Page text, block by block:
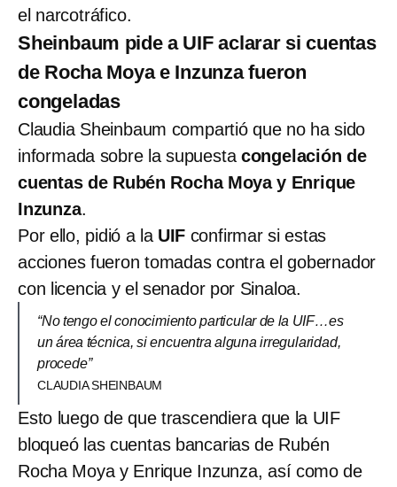
el narcotráfico.
Sheinbaum pide a UIF aclarar si cuentas
de Rocha Moya e Inzunza fueron
congeladas
Claudia Sheinbaum compartió que no ha sido
informada sobre la supuestacongelación de
cuentas de Rubén Rocha Moya y Enrique
Inzunza.
Por ello, pidió a la UIF confirmar si estas
acciones fueron tomadas contra el gobernador
con licencia y el senador por Sinaloa.
“No tengo el conocimiento particular de la UIF…es
un área técnica, si encuentra alguna irregularidad,
procede”
CLAUDIA SHEINBAUM
Esto luego de que trascendiera que la UIF
bloqueó las cuentas bancarias de Rubén
Rocha Moya y Enrique Inzunza, así como de